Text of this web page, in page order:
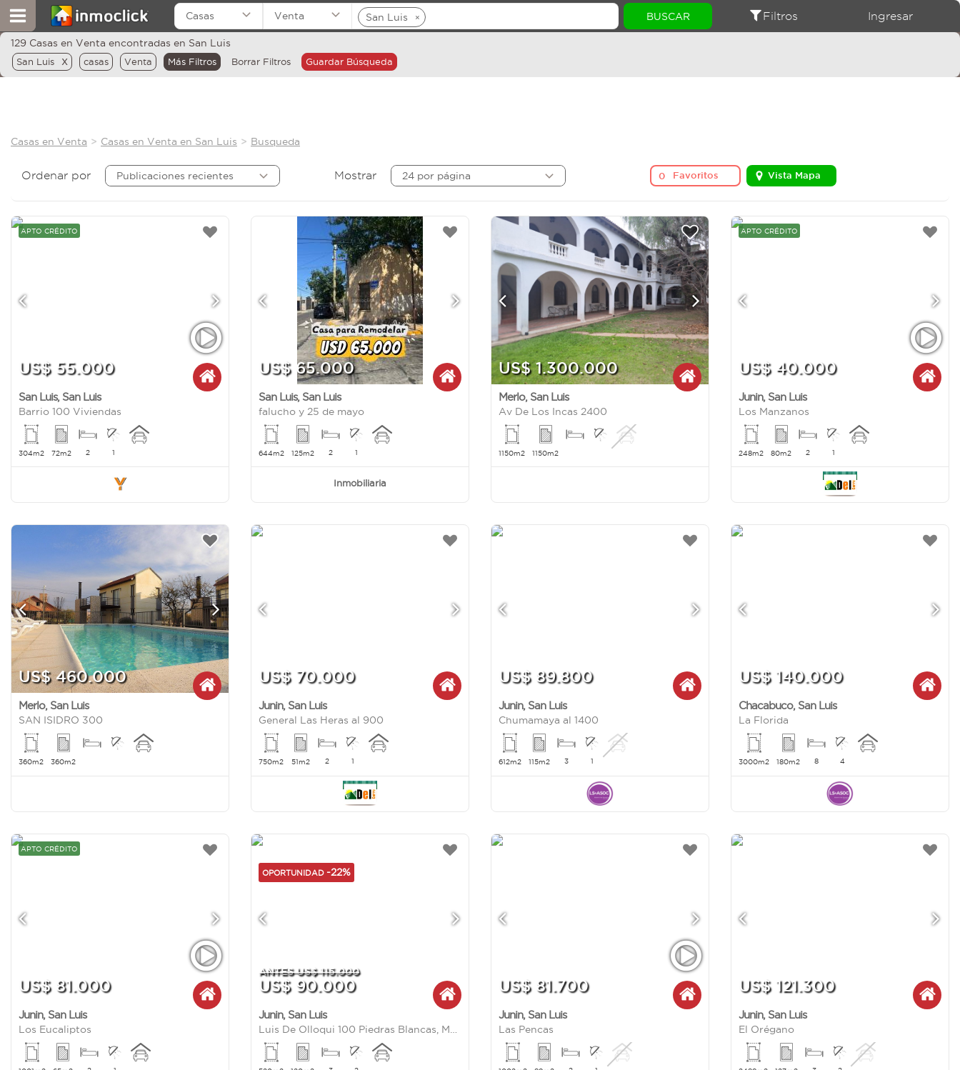
Casas Venta San Luis × Filtros Ingresar
129 Casas en Venta encontradas en San Luis
San Luis x casas Venta Más Filtros Borrar Filtros Guardar Búsqueda
Casas en Venta Casas en Venta en San Luis Busqueda
Ordenar por Publicaciones recientes Mostrar 24 por página 0 Favoritos Vista Mapa
APTO CRÉDITO
US$ 55.000
San Luis, San Luis
Barrio 100 Viviendas
304m2 72m2 2 1
US$ 65.000
San Luis, San Luis
falucho y 25 de mayo
644m2 125m2 2 1
Inmobiliaria
US$ 1.300.000
Merlo, San Luis
Av De Los Incas 2400
1150m2 1150m2
APTO CRÉDITO
US$ 40.000
Junin, San Luis
Los Manzanos
248m2 80m2 2 1
US$ 460.000
Merlo, San Luis
SAN ISIDRO 300
360m2 360m2
US$ 70.000
Junin, San Luis
General Las Heras al 900
750m2 51m2 2 1
US$ 89.800
Junin, San Luis
Chumamaya al 1400
612m2 115m2 3 1
US$ 140.000
Chacabuco, San Luis
La Florida
3000m2 180m2 8 4
APTO CRÉDITO
US$ 81.000
Junin, San Luis
Los Eucaliptos
OPORTUNIDAD -22%
ANTES US$ 115.000
US$ 90.000
Junin, San Luis
US$ 81.700
Junin, San Luis
Las Pencas
US$ 121.300
Junin, San Luis
El Orégano